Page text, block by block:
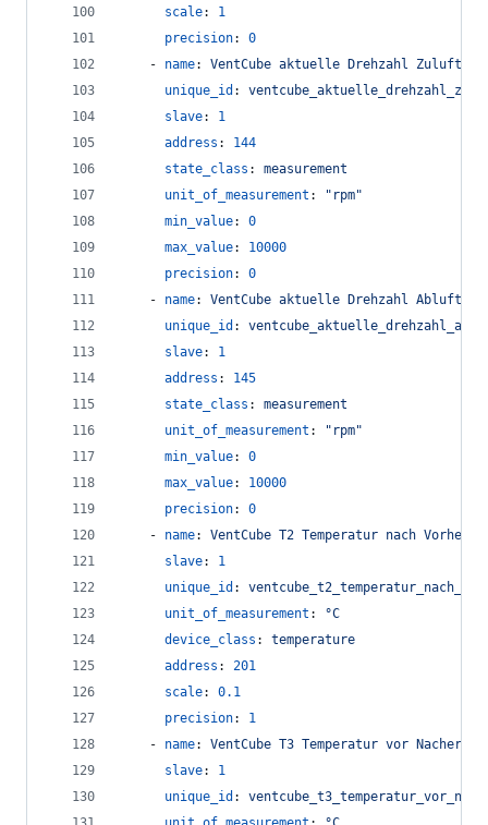
scale: 1
precision: 0
    -
name: VentCube aktuelle Drehzahl Zuluft
unique_id :
slave: 1
address : 144
state_class : measurement
unit_of_measurement : " rpm"
min_value: 0
max_value: 10000
precision: 0
    -
name: VentCube aktuelle Drehzahl Abluft
unique_id :
slave: 1
address : 145
state_class : measurement
unit_of_measurement : " rpm"
min_value: 0
max_value: 10000
precision: 0
    -
name: VentCube T2 Temperatur nach
slave: 1
unique_id :
unit_of_measurement : °C
device_class : temperature
address : 201
scale: 0.1
precision: 1
    -
name: VentCube T3 Temperatur vor
slave: 1
unique_id :